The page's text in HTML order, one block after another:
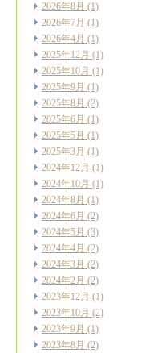
2026年8月 (1)
2026年7月 (1)
2026年4月 (1)
2025年12月 (1)
2025年10月 (1)
2025年9月 (1)
2025年8月 (2)
2025年6月 (1)
2025年5月 (1)
2025年3月 (1)
2024年12月 (1)
2024年10月 (1)
2024年8月 (1)
2024年6月 (2)
2024年5月 (3)
2024年4月 (2)
2024年3月 (2)
2024年2月 (2)
2023年12月 (1)
2023年10月 (2)
2023年9月 (1)
2023年8月 (2)